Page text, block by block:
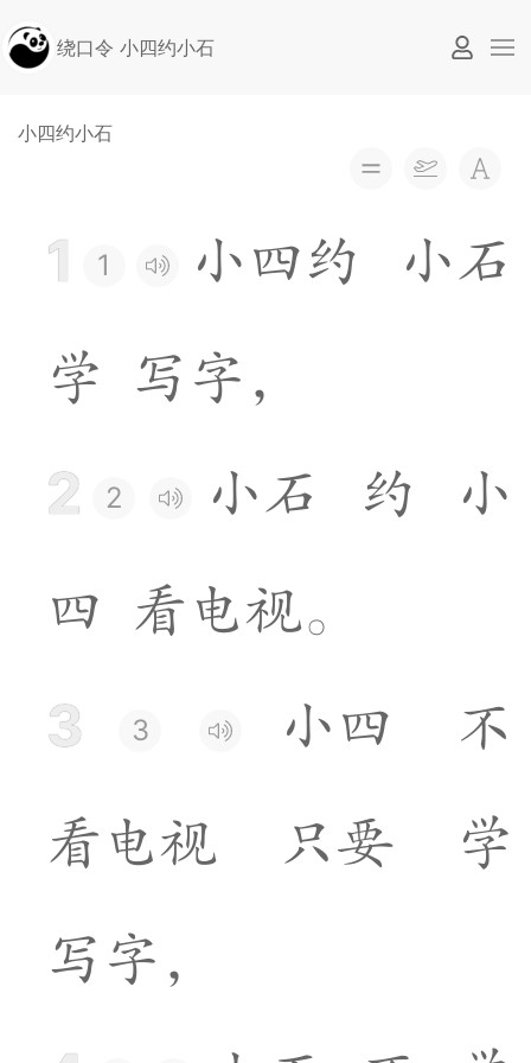
绕口令 小四约小石
小四约小石
1 1 小四约 小石
学
写 字 ，
2 2 小石 约
小
四 看电视。
3 3 小四
不
看电视 只要
学
写 字 ，